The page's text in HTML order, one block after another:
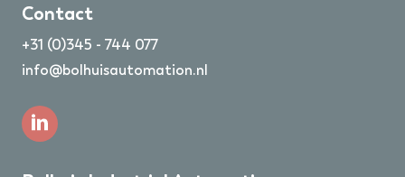
Contact
+31 (0)345 - 744 077
info@bolhuisautomation.nl